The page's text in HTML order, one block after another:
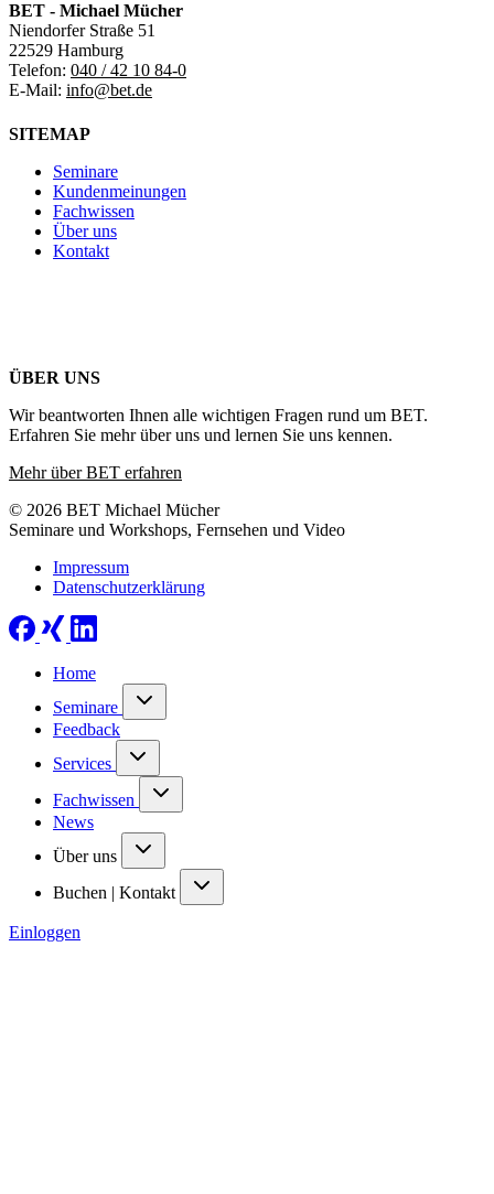
BET - Michael Mücher
Niendorfer Straße 51
22529 Hamburg
Telefon: 040 / 42 10 84-0
E-Mail: info@bet.de
SITEMAP
Seminare
Kundenmeinungen
Fachwissen
Über uns
Kontakt
ÜBER UNS
Wir beantworten Ihnen alle wichtigen Fragen rund um BET.
Erfahren Sie mehr über uns und lernen Sie uns kennen.
Mehr über BET erfahren
© 2026 BET Michael Mücher
Seminare und Workshops, Fernsehen und Video
Impressum
Datenschutzerklärung
Home
Seminare
Feedback
Services
Fachwissen
News
Über uns
Buchen | Kontakt
Einloggen